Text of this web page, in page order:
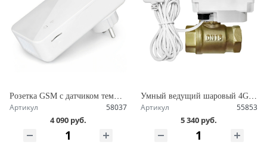
Розетка GSM с датчиком температуры 3500Вт, удаленное управление SimPal-T4
Артикул 58037
4 090 руб.
Умный ведущий шаровый 4G, GSM кран с электроприводом, радиоканальным подключением и проводным датчиком протечки воды SimPal-V640
Артикул 55853
5 340 руб.